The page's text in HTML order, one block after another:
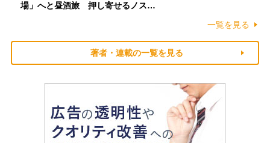
場」へと昼酒旅 押し寄せるノス…
一覧を見る
著者・連載の一覧を見る